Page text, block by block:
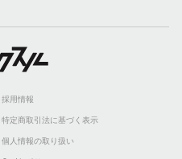
採用情報
特定商取引法に基づく表示
個人情報の取り扱い